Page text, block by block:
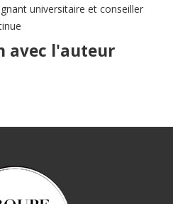
universitaire et conseiller
avec l'auteur